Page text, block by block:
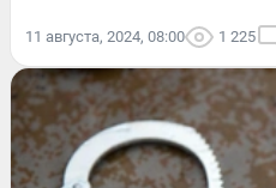
11 августа, 2024, 08:00 1 225